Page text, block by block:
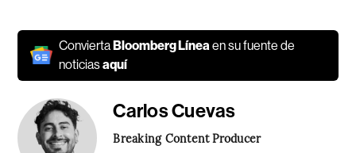
ConviertaBloomberg Línea en su fuente de
noticiasaquí
Carlos Cuevas
Breaking Content Producer